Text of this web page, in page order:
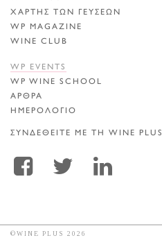
ΧΑΡΤΗΣ ΤΩΝ ΓΕΥΣΕΩΝ
WP MAGAZINE
WINE CLUB
WP EVENTS
WP WINE SCHOOL
ΑΡΘΡΑ
ΗΜΕΡΟΛΟΓΙΟ
ΣΥΝΔΕΘΕΙΤΕ ΜΕ ΤΗ WINE PLUS
©WINE PLUS 2026